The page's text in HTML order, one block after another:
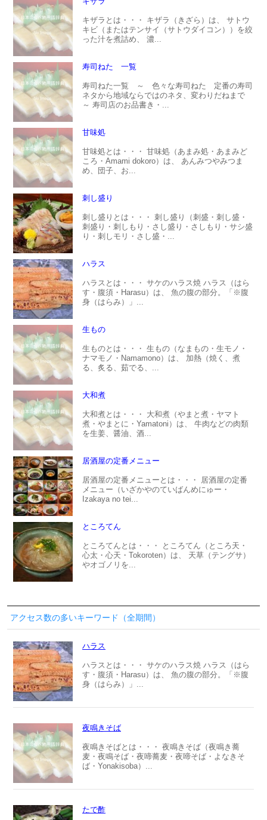
キザラとは・・・ キザラ（きざら）は、 サトウ
キビ（またはテンサイ（サトウダイコン））を絞
った汁を煮詰め、 濃...
寿司ねた 一覧
寿司ねた一覧 ～ 色々な寿司ねた 定番の寿司
ネタから地域ならではのネタ、変わりだねまで
～ 寿司店のお品書き・...
甘味処
甘味処とは・・・ 甘味処（あまみ処・あまみど
ころ・Amami dokoro）は、 あんみつやみつま
め、団子、お...
刺し盛り
刺し盛りとは・・・ 刺し盛り（刺盛・刺し盛・
刺盛り・刺しもり・さし盛り・さしもり・サシ盛
り・刺しモリ・さし盛・...
ハラス
ハラスとは・・・ サケのハラス焼 ハラス（はら
す・腹須・Harasu）は、 魚の腹の部分。「※腹
身（はらみ）」...
生もの
生ものとは・・・ 生もの（なまもの・生モノ・
ナマモノ・Namamono）は、 加熱（焼く、煮
る、炙る、茹でる、...
大和煮
大和煮とは・・・ 大和煮（やまと煮・ヤマト
煮・やまとに・Yamatoni）は、 牛肉などの肉類
を生姜、醤油、酒...
居酒屋の定番メニュー
居酒屋の定番メニューとは・・・ 居酒屋の定番
メニュー（いざかやのていばんめにゅー・
Izakaya no tei...
ところてん
ところてんとは・・・ ところてん（ところ天・
心太・心天・Tokoroten）は、 天草（テングサ）
やオゴノリを...
アクセス数の多いキーワード（全期間）
ハラス
ハラスとは・・・ サケのハラス焼 ハラス（はら
す・腹須・Harasu）は、 魚の腹の部分。「※腹
身（はらみ）」...
夜鳴きそば
夜鳴きそばとは・・・ 夜鳴きそば（夜鳴き蕎
麦・夜鳴そば・夜啼蕎麦・夜啼そば・よなきそ
ば・Yonakisoba）...
たで酢